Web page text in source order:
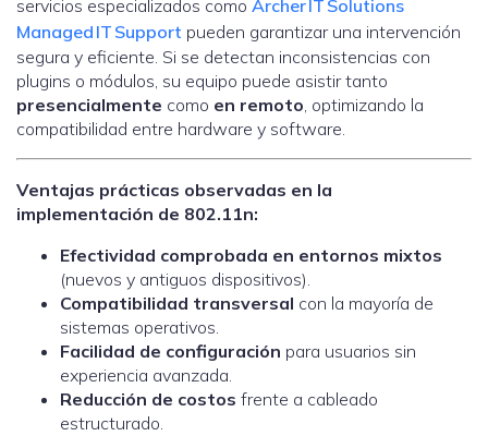
servicios especializados como Archer IT Solutions
Managed IT Support pueden garantizar una intervención
segura y eficiente. Si se detectan inconsistencias con
plugins o módulos, su equipo puede asistir tanto
presencialmente como en remoto, optimizando la
compatibilidad entre hardware y software.
Ventajas prácticas observadas en la
implementación de 802.11n:
Efectividad comprobada en entornos mixtos
(nuevos y antiguos dispositivos).
Compatibilidad transversal con la mayoría de
sistemas operativos.
Facilidad de configuración para usuarios sin
experiencia avanzada.
Reducción de costos frente a cableado
estructurado.